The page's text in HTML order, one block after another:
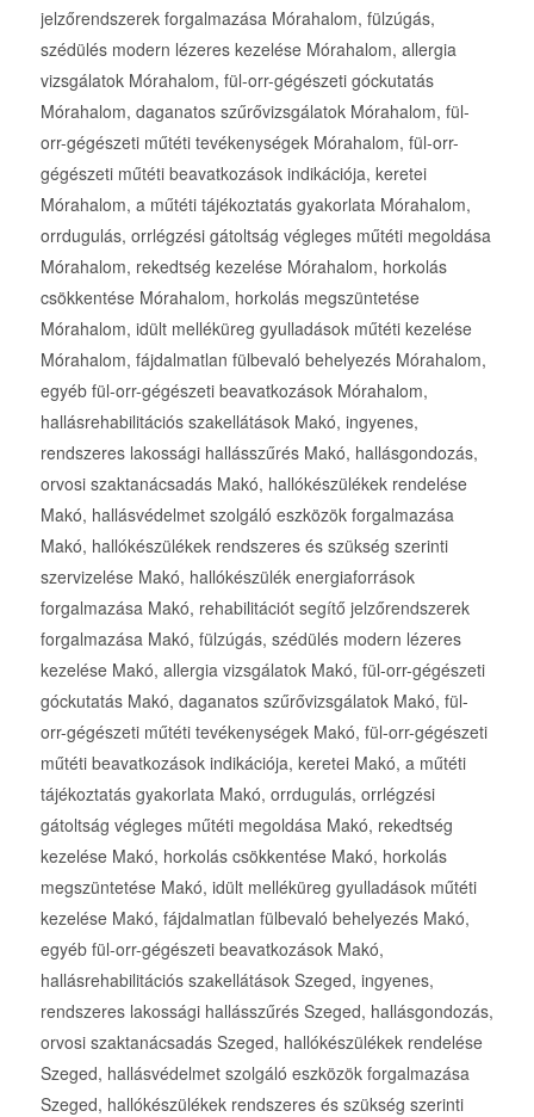
jelzőrendszerek forgalmazása Mórahalom, fülzúgás,
szédülés modern lézeres kezelése Mórahalom, allergia
vizsgálatok Mórahalom, fül-orr-gégészeti góckutatás
Mórahalom, daganatos szűrővizsgálatok Mórahalom, fül-
orr-gégészeti műtéti tevékenységek Mórahalom, fül-orr-
gégészeti műtéti beavatkozások indikációja, keretei
Mórahalom, a műtéti tájékoztatás gyakorlata Mórahalom,
orrdugulás, orrlégzési gátoltság végleges műtéti megoldása
Mórahalom, rekedtség kezelése Mórahalom, horkolás
csökkentése Mórahalom, horkolás megszüntetése
Mórahalom, idült melléküreg gyulladások műtéti kezelése
Mórahalom, fájdalmatlan fülbevaló behelyezés Mórahalom,
egyéb fül-orr-gégészeti beavatkozások Mórahalom,
hallásrehabilitációs szakellátások Makó, ingyenes,
rendszeres lakossági hallásszűrés Makó, hallásgondozás,
orvosi szaktanácsadás Makó, hallókészülékek rendelése
Makó, hallásvédelmet szolgáló eszközök forgalmazása
Makó, hallókészülékek rendszeres és szükség szerinti
szervizelése Makó, hallókészülék energiaforrások
forgalmazása Makó, rehabilitációt segítő jelzőrendszerek
forgalmazása Makó, fülzúgás, szédülés modern lézeres
kezelése Makó, allergia vizsgálatok Makó, fül-orr-gégészeti
góckutatás Makó, daganatos szűrővizsgálatok Makó, fül-
orr-gégészeti műtéti tevékenységek Makó, fül-orr-gégészeti
műtéti beavatkozások indikációja, keretei Makó, a műtéti
tájékoztatás gyakorlata Makó, orrdugulás, orrlégzési
gátoltság végleges műtéti megoldása Makó, rekedtség
kezelése Makó, horkolás csökkentése Makó, horkolás
megszüntetése Makó, idült melléküreg gyulladások műtéti
kezelése Makó, fájdalmatlan fülbevaló behelyezés Makó,
egyéb fül-orr-gégészeti beavatkozások Makó,
hallásrehabilitációs szakellátások Szeged, ingyenes,
rendszeres lakossági hallásszűrés Szeged, hallásgondozás,
orvosi szaktanácsadás Szeged, hallókészülékek rendelése
Szeged, hallásvédelmet szolgáló eszközök forgalmazása
Szeged, hallókészülékek rendszeres és szükség szerinti